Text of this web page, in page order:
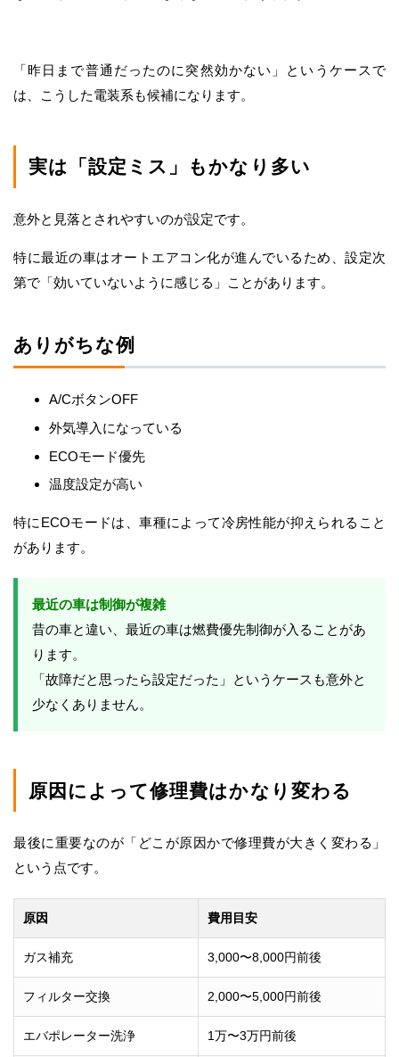
「昨日まで普通だったのに突然効かない」というケースで
は、こうした電装系も候補になります。
実は「設定ミス」もかなり多い
意外と見落とされやすいのが設定です。
特に最近の車はオートエアコン化が進んでいるため、設定次
第で「効いていないように感じる」ことがあります。
ありがちな例
A/CボタンOFF
外気導入になっている
ECOモード優先
温度設定が高い
特にECOモードは、車種によって冷房性能が抑えられること
があります。
最近の車は制御が複雑
昔の車と違い、最近の車は燃費優先制御が入ることがあ
ります。
「故障だと思ったら設定だった」というケースも意外と
少なくありません。
原因によって修理費はかなり変わる
最後に重要なのが「どこが原因かで修理費が大きく変わる」
という点です。
原因 費用目安
ガス補充 3,000〜8,000円前後
フィルター交換 2,000〜5,000円前後
エバポレーター洗浄 1万〜3万円前後